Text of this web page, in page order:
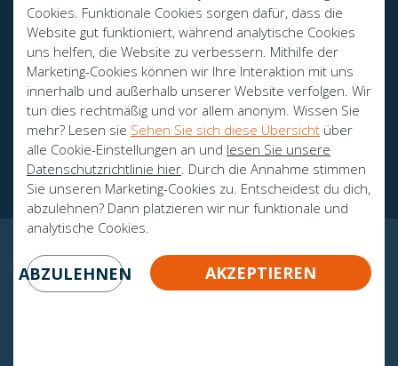
Cookies. Funktionale Cookies sorgen dafür, dass die
Website gut funktioniert, während analytische Cookies
uns helfen, die Website zu verbessern. Mithilfe der
Marketing-Cookies können wir Ihre Interaktion mit uns
innerhalb und außerhalb unserer Website verfolgen. Wir
tun dies rechtmäßig und vor allem anonym. Wissen Sie
mehr? Lesen sie Sehen Sie sich diese Übersicht über
alle Cookie-Einstellungen an und lesen Sie unsere
Datenschutzrichtlinie hier. Durch die Annahme stimmen
Sie unseren Marketing-Cookies zu. Entscheidest du dich,
abzulehnen? Dann platzieren wir nur funktionale und
analytische Cookies.
ABZULEHNEN AKZEPTIEREN
info@mline.nl
+31 413-243050
Botschafter
Zertifikate
GARANTIERTE GEWISSHEIT!